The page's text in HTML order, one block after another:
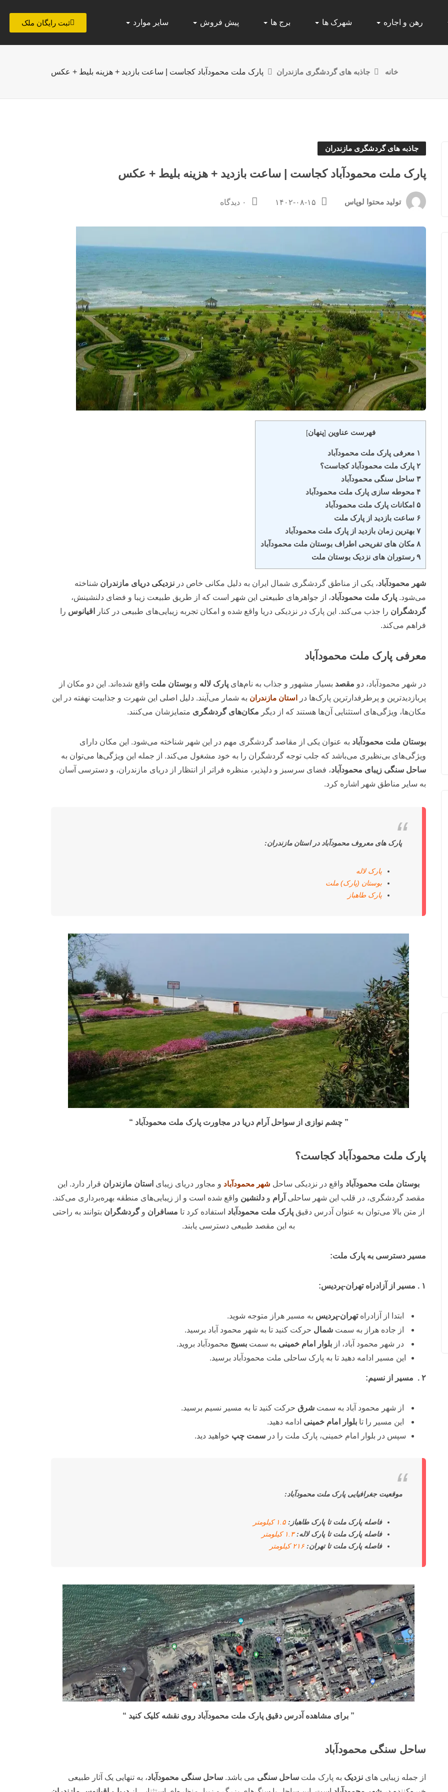
رهن و اجاره شهرک ها برج ها پیش فروش سایر موارد ثبت رایگان ملک
خانه جاذبه های گردشگری مازندران پارک ملت محمودآباد کجاست | ساعت بازدید + هزینه بلیط + عکس
جاذبه های گردشگری مازندران
پارک ملت محمودآباد کجاست | ساعت بازدید + هزینه بلیط + عکس
تولید محتوا لوپاس ۱۴۰۲-۰۸-۱۵ ۰ دیدگاه
فهرست عناوین [پنهان]
۱ معرفی پارک ملت محمودآباد
۲ پارک ملت محمودآباد کجاست؟
۳ ساحل سنگی محمودآباد
۴ محوطه سازی پارک ملت محمودآباد
۵ امکانات پارک ملت محمودآباد
۶ ساعت بازدید از پارک ملت
۷ بهترین زمان بازدید از پارک ملت محمودآباد
۸ مکان های تفریحی اطراف بوستان ملت محمودآباد
۹ رستوران های نزدیک بوستان ملت
شهر محمودآباد، یکی از مناطق گردشگری شمال ایران به دلیل مکانی خاص در نزدیکی دریای مازندران شناخته
می‌شود. پارک ملت محمودآباد، از جواهرهای طبیعتی این شهر است که از طریق طبیعت زیبا و فضای دلنشینش،
گردشگران را جذب می‌کند. این پارک در نزدیکی دریا واقع شده و امکان تجربه زیبایی‌های طبیعی در کنار اقیانوس را
فراهم می‌کند.
معرفی پارک ملت محمودآباد
در شهر محمودآباد، دو مقصد بسیار مشهور و جذاب به نام‌های پارک لاله و بوستان ملت واقع شده‌اند. این دو مکان از
پربازدیدترین و پرطرفدارترین پارک‌ها در
استان مازندران به شمار می‌آیند. دلیل اصلی این شهرت و جذابیت نهفته در این
مکان‌ها، ویژگی‌های استثنایی آن‌ها هستند که از دیگر مکان‌های گردشگری متمایزشان می‌کنند.
بوستان ملت محمودآباد به عنوان یکی از مقاصد گردشگری مهم در این شهر شناخته می‌شود. این مکان دارای
ویژگی‌های بی‌نظیری می‌باشد که جلب توجه گردشگران را به خود مشغول می‌کند. از جمله این ویژگی‌ها می‌توان به
ساحل سنگی زیبای محمودآباد، فضای سرسبز و دلپذیر، منظره فراتر از انتظار از دریای مازندران، و دسترسی آسان
به سایر مناطق شهر اشاره کرد.
پارک های معروف محمودآباد در استان مازندران:
پارک لاله
بوستان (پارک) ملت
پارک طاهباز
” چشم نوازی از سواحل آرام دریا در مجاورت پارک ملت محمودآباد “
پارک ملت محمودآباد کجاست؟
بوستان ملت محمودآباد واقع در نزدیکی ساحل شهر محمودآباد و مجاور دریای زیبای استان مازندران قرار دارد. این
مقصد گردشگری، در قلب این شهر ساحلی آرام ودلنشین واقع شده است و از زیبایی‌های منطقه بهره‌برداری می‌کند.
از متن بالا می‌توان به عنوان آدرس دقیق پارک ملت محمودآباد استفاده کرد تا مسافران وگردشگران بتوانند به راحتی
به این مقصد طبیعی دسترسی یابند.
مسیر دسترسی به پارک ملت:
۱ . مسیر از آزادراه تهران-پردیس:
ابتدا از آزادراهتهران-پردیس به مسیر هراز متوجه شوید.
از جاده هراز به سمت شمال حرکت کنید تا به شهر محمود آباد برسید.
در شهر محمود آباد، از بلوار امام خمینی به سمت بسیج محمودآباد بروید.
این مسیر ادامه دهید تا به پارک ساحلی ملت محمودآباد برسید.
۲ . مسیر از نسیم:
از شهر محمود آباد به سمت شرق حرکت کنید تا به مسیر نسیم برسید.
این مسیر را تا بلوار امام خمینی ادامه دهید.
سپس در بلوار امام خمینی، پارک ملت را در سمت چپ خواهید دید.
موقعیت جغرافیایی پارک ملت محمودآباد:
فاصله پارک ملت تا پارک طاهباز: ۱.۵ کیلومتر
فاصله پارک ملت تا پارک لاله:۱.۳ کیلومتر
فاصله پارک ملت تا تهران: ۲۱۶ کیلومتر
” برای مشاهده آدرس دقیق پارک ملت محمودآباد روی نقشه کلیک کنید “
ساحل سنگی محمودآباد
از جمله زیبایی های نزدیک به پارک ملت ساحل سنگی می باشد. ساحل سنگی محمودآباد، به تنهایی یک آثار طبیعی